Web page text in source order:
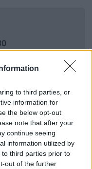
to third parties, or
information for
the below opt-out
note that after your
continue seeing
information utilized by
third parties prior to
out of the further
Οι ρόλοι που
σχόλια
ο μεγάλος